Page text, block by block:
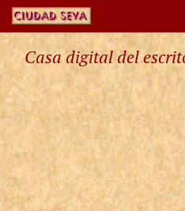
Casa digital del